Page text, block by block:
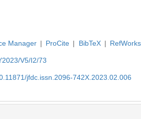
Manager | ProCite | BibTeX | RefWorks
V5/I2/73
jfdc.issn.2096-742X.2023.02.006